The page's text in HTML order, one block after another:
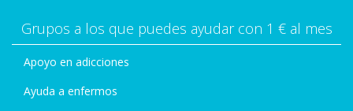
Grupos a los que puedes ayudar con 1 € al mes
Apoyo en adicciones
Ayuda a enfermos